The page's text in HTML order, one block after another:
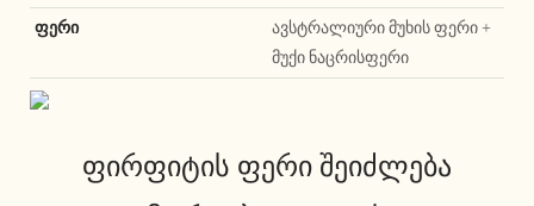
ფერი
ავსტრალიური მუხის ფერი +
მუქი ნაცრისფერი
ფირფიტის ფერი შეიძლება